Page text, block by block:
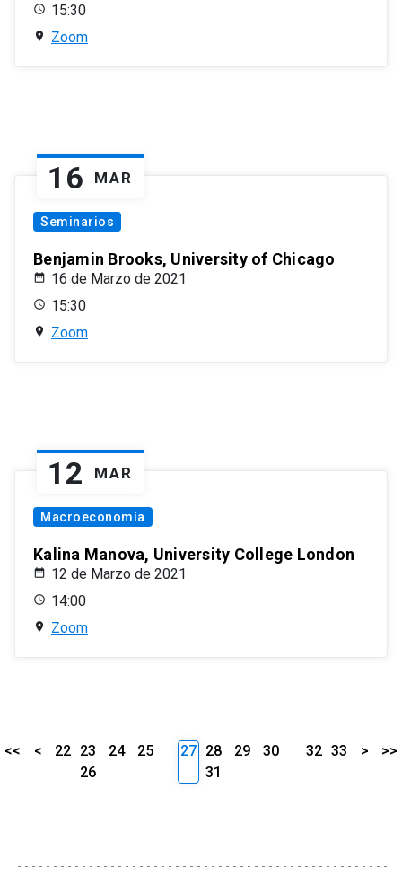
15:30
Zoom
16 MAR
Seminarios
Benjamin Brooks, University of Chicago
16 de Marzo de 2021
15:30
Zoom
12 MAR
Macroeconomía
Kalina Manova, University College London
12 de Marzo de 2021
14:00
Zoom
<< < 22 23 24
25
26
27 28 29
30
31
32 33 > >>